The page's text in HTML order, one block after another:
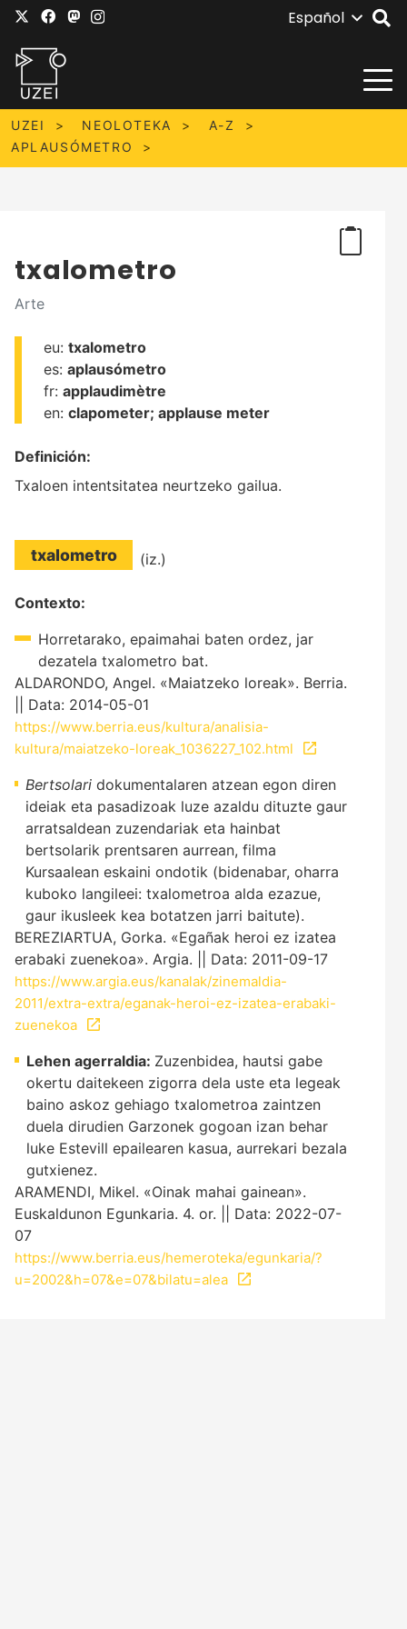
Español
UZEI NEOLOTEKA
A-Z
APLAUSÓMETRO
txalometro
Arte
eu: txalometro
es: aplausómetro
fr: applaudimètre
en: clapometer; applause meter
Definición:
Txaloen intentsitatea neurtzeko gailua.
txalometro (iz.)
Contexto:
Horretarako, epaimahai baten ordez, jar
dezatela txalometro bat.
ALDARONDO, Angel. «Maiatzeko loreak». Berria.
|| Data: 2014-05-01
https://www.berria.eus/kultura/analisia-
kultura/maiatzeko-loreak_1036227_102.html
Bertsolari dokumentalaren atzean egon diren
ideiak eta pasadizoak luze azaldu dituzte gaur
arratsaldean zuzendariak eta hainbat
bertsolarik prentsaren aurrean, filma
Kursaalean eskaini ondotik (bidenabar, oharra
kuboko langileei: txalometroa alda ezazue,
gaur ikusleek kea botatzen jarri baitute).
BEREZIARTUA, Gorka. «Egañak heroi ez izatea
erabaki zuenekoa». Argia. || Data: 2011-09-17
https://www.argia.eus/kanalak/zinemaldia-
2011/extra-extra/eganak-heroi-ez-izatea-erabaki-
zuenekoa
Lehen agerraldia: Zuzenbidea, hautsi gabe
okertu daitekeen zigorra dela uste eta legeak
baino askoz gehiago txalometroa zaintzen
duela dirudien Garzonek gogoan izan behar
luke Estevill epailearen kasua, aurrekari bezala
gutxienez.
ARAMENDI, Mikel. «Oinak mahai gainean».
Euskaldunon Egunkaria. 4. or. || Data: 2022-07-
07
https://www.berria.eus/hemeroteka/egunkaria/?
u=2002&h=07&e=07&bilatu=alea